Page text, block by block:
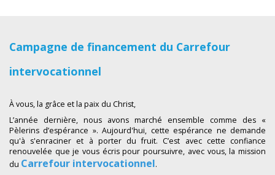
Campagne de financement du Carrefour
intervocationnel
À vous, la grâce et la paix du Christ,
L’année dernière, nous avons marché ensemble comme des «
Pèlerins d’espérance ». Aujourd'hui, cette espérance ne demande
qu'à s'enraciner et à porter du fruit. C’est avec cette confiance
renouvelée que je vous écris pour poursuivre, avec vous, la mission
du Carrefour intervocationnel.